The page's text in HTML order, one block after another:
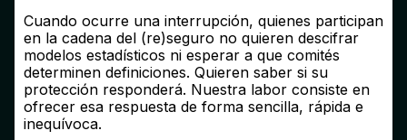
Cuando ocurre una interrupción, quienes participan
en la cadena del (re)seguro no quieren descifrar
modelos estadísticos ni esperar a que comités
determinen definiciones. Quieren saber si su
protección responderá. Nuestra labor consiste en
ofrecer esa respuesta de forma sencilla, rápida e
inequívoca.